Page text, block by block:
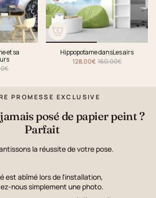
et sa
Hippopotame dansLes airs
128,00€ 160,00€
PROMESSE EXCLUSIVE
posé de papier peint ?
Parfait
la réussite de votre pose.
est abîmé lors de l'installation,
nous simplement une photo.